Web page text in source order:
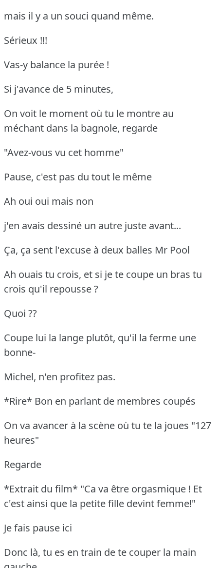
mais il y a un souci quand même.
Sérieux !!!
Vas-y balance la purée !
Si j'avance de 5 minutes,
On voit le moment où tu le montre au
méchant dans la bagnole, regarde
"Avez-vous vu cet homme"
Pause, c'est pas du tout le même
Ah oui oui mais non
j'en avais dessiné un autre juste avant...
Ça, ça sent l'excuse à deux balles Mr Pool
Ah ouais tu crois, et si je te coupe un bras tu
crois qu'il repousse ?
Quoi ??
Coupe lui la lange plutôt, qu'il la ferme une
bonne-
Michel, n'en profitez pas.
*Rire* Bon en parlant de membres coupés
On va avancer à la scène où tu te la joues "127
heures"
Regarde
*Extrait du film* "Ca va être orgasmique ! Et
c'est ainsi que la petite fille devint femme!"
Je fais pause ici
Donc là, tu es en train de te couper la main